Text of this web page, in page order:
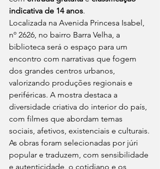
indicativa de 14 anos.
Localizada na Avenida Princesa Isabel,
nº 2626, no bairro Barra Velha, a
biblioteca será o espaço para um
encontro com narrativas que fogem
dos grandes centros urbanos,
valorizando produções regionais e
periféricas. A mostra destaca a
diversidade criativa do interior do país,
com filmes que abordam temas
sociais, afetivos, existenciais e culturais.
As obras foram selecionadas por júri
popular e traduzem, com sensibilidade
e autenticidade, o cotidiano e os